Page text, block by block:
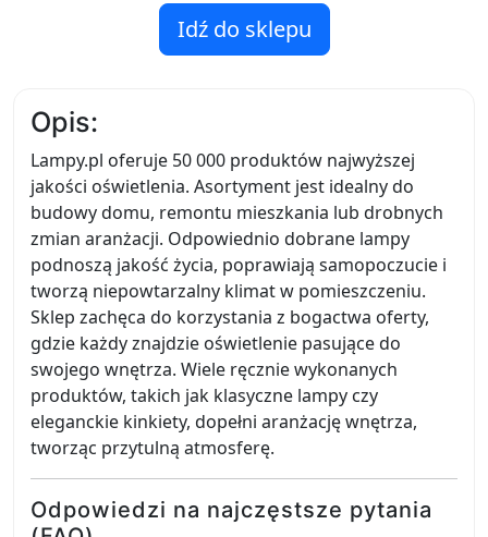
Idź do sklepu
Opis:
Lampy.pl oferuje 50 000 produktów najwyższej
jakości oświetlenia. Asortyment jest idealny do
budowy domu, remontu mieszkania lub drobnych
zmian aranżacji. Odpowiednio dobrane lampy
podnoszą jakość życia, poprawiają samopoczucie i
tworzą niepowtarzalny klimat w pomieszczeniu.
Sklep zachęca do korzystania z bogactwa oferty,
gdzie każdy znajdzie oświetlenie pasujące do
swojego wnętrza. Wiele ręcznie wykonanych
produktów, takich jak klasyczne lampy czy
eleganckie kinkiety, dopełni aranżację wnętrza,
tworząc przytulną atmosferę.
Odpowiedzi na najczęstsze pytania